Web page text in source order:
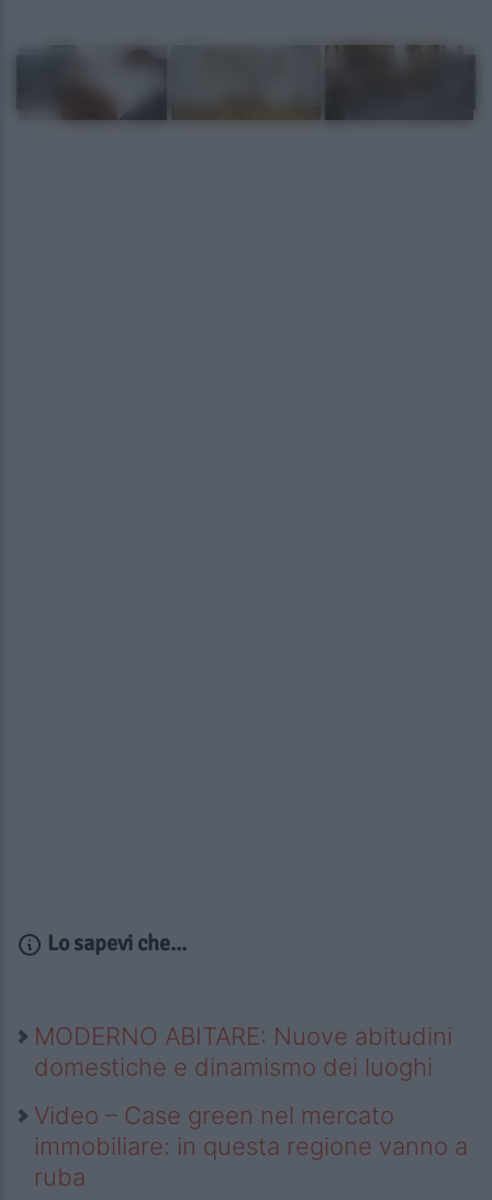
Lo sapevi che...
MODERNO ABITARE: Nuove abitudini
domestiche e dinamismo dei luoghi
Video – Case green nel mercato
immobiliare: in questa regione vanno a
ruba